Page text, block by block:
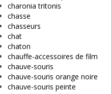
charonia tritonis
chasse
chasseurs
chat
chaton
chauffe-accessoires de film
chauve-souris
chauve-souris orange noire
chauve-souris peinte